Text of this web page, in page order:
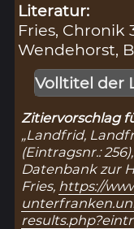
Literatur:
Fries, Chronik
Wendehorst,
Volltitel der
Zitiervorschlag
„Landfrid,
(Eintragsnr.:
Datenbank zur
Fries, https://